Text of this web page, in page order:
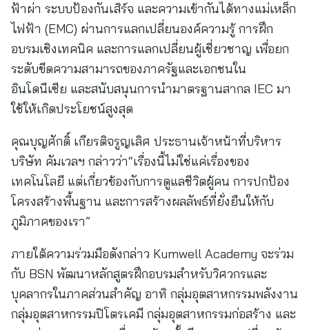
ฟ้าผ่า ระบบป้องกันเสิร์จ และความเข้ากันได้ทางแม่เหล็ก
ไฟฟ้า (EMC) ผ่านการแลกเปลี่ยนองค์ความรู้ การฝึก
อบรมเชิงเทคนิค และการแลกเปลี่ยนผู้เชี่ยวชาญ เพื่อยก
ระดับขีดความสามารถของภาครัฐและเอกชนใน
อินโดนีเซีย และสนับสนุนการนำมาตรฐานสากล IEC มา
ใช้ให้เกิดประโยชน์สูงสุด
คุณบุญศักดิ์ เกียรติจรูญเลิศ ประธานเจ้าหน้าที่บริหาร
บริษัท คัมเวลฯ กล่าวว่า“เรื่องนี้ไม่ใช่แค่เรื่องของ
เทคโนโลยี แต่เกี่ยวข้องกับการดูแลชีวิตผู้คน การปกป้อง
โครงสร้างพื้นฐาน และการสร้างผลลัพธ์ที่ยั่งยืนให้กับ
ภูมิภาคของเรา”
ภายใต้ความร่วมมือดังกล่าว Kumwell Academy จะร่วม
กับ BSN พัฒนาหลักสูตรฝึกอบรมสำหรับวิศวกรและ
บุคลากรในภาคส่วนสำคัญ อาทิ กลุ่มอุตสาหกรรมพลังงาน
กลุ่มอุตสาหกรรมปิโตรเคมี กลุ่มอุตสาหกรรมก่อสร้าง และ